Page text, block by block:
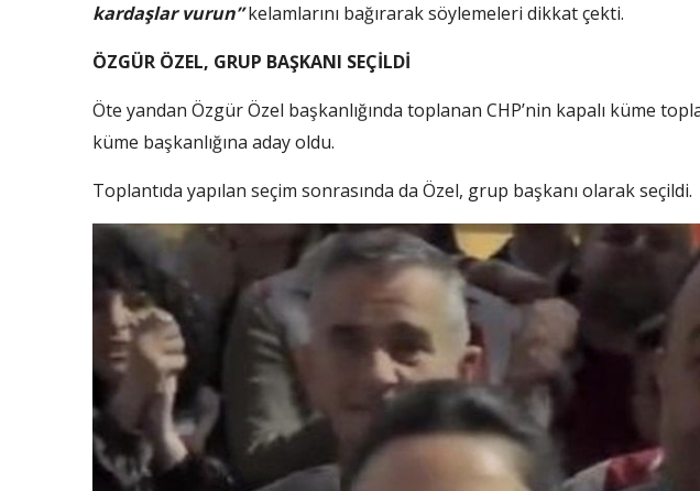
kardaşlar vurun”kelamlarını bağırarak söylemeleri dikkat çekti.
ÖZGÜR ÖZEL, GRUP BAŞKANI SEÇİLDİ
Öte yandan Özgür Özel başkanlığında toplanan CHP’nin kapalı küme
küme başkanlığına aday oldu.
Toplantıda yapılan seçim sonrasında da Özel, grup başkanı olarak seçildi.